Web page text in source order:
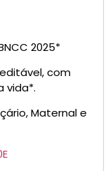
2025*
com
vida*.
Maternal e